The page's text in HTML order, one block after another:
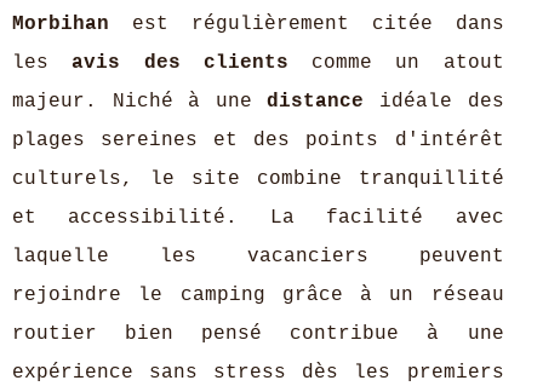
Morbihan est régulièrement citée dans
lesavis des clients comme un atout
majeur. Niché à unedistance idéale des
plages sereines et des points d'intérêt
culturels, le site combine tranquillité
et accessibilité. La facilité avec
laquelle les vacanciers peuvent
rejoindre le camping grâce à un réseau
routier bien pensé contribue à une
expérience sans stress dès les premiers